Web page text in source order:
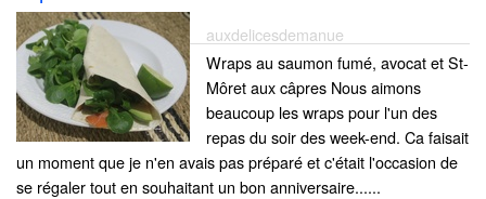
auxdelicesdemanue
Wraps au saumon fumé, avocat et St-
Môret aux câpres Nous aimons
beaucoup les wraps pour l'un des
repas du soir des week-end. Ca faisait
un moment que je n'en avais pas préparé et c'était l'occasion de
se régaler tout en souhaitant un bon anniversaire......